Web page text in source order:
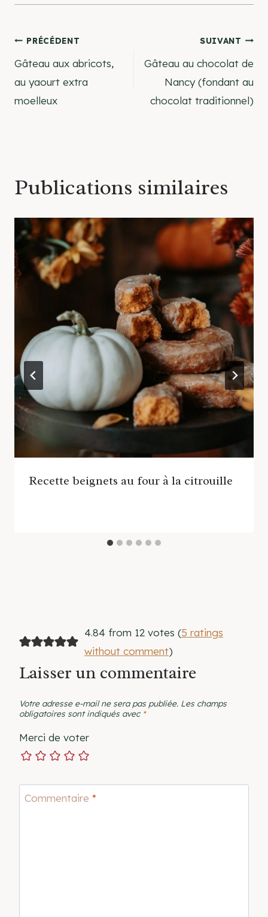
Navigation
de
l’article
PRÉCÉDENT
Gâteau aux abricots,
au yaourt extra
moelleux
SUIVANT
Gâteau au chocolat de
Nancy (fondant au
chocolat traditionnel)
Publications similaires
Recette beignets au four à la citrouille
4.84 from 12 votes (5 ratings
without comment)
Laisser un commentaire
Votre adresse e-mail ne sera pas publiée. Les champs
obligatoires sont indiqués avec *
Merci de voter
Commentaire *